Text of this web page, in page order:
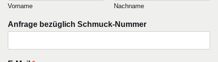
Vorname Nachname
Anfrage bezüglich Schmuck-Nummer